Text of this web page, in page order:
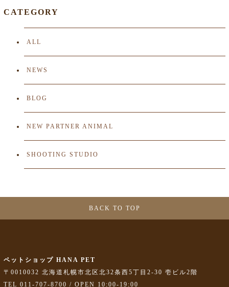
CATEGORY
ALL
NEWS
BLOG
NEW PARTNER ANIMAL
SHOOTING STUDIO
BACK TO TOP
ペットショップ HANA PET
〒0010032 北海道札幌市北区北32条西5丁目2-30 壱ビル2階
TEL 011-707-8700 / OPEN 10:00-19:00